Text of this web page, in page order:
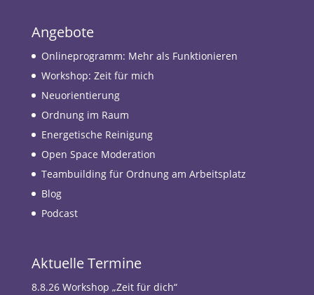
Angebote
Onlineprogramm: Mehr als Funktionieren
Workshop: Zeit für mich
Neuorientierung
Ordnung im Raum
Energetische Reinigung
Open Space Moderation
Teambuilding für Ordnung am Arbeitsplatz
Blog
Podcast
Aktuelle Termine
8.8.26 Workshop „Zeit für dich“